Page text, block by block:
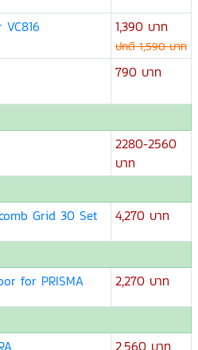
1,390 บาท
ปกติ 1,590 บาท
790 บาท
2280-2560
บาท
Grid 30 Set
4,270 บาท
for PRISMA
2,270 บาท
2,560 บาท